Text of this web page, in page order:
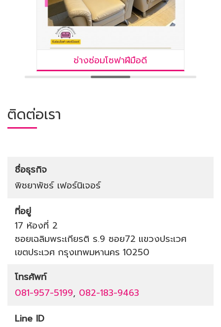
ช่างซ่อมโซฟาฝีมือดี
ติดต่อเรา
ชื่อธุรกิจ
พิชยาพัชร์ เฟอร์นิเจอร์
ที่อยู่
17 ห้องที่ 2
ซอยเฉลิมพระเกียรติ ร.9 ซอย72 แขวงประเวศ
เขตประเวศ กรุงเทพมหานคร 10250
โทรศัพท์
081-957-5199, 082-183-9463
Line ID